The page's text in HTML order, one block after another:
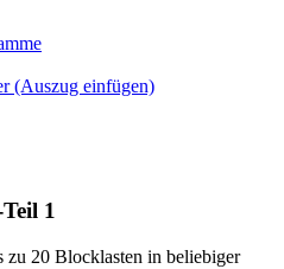
(Auszug einfügen)
1
zu 20 Blocklasten in beliebiger